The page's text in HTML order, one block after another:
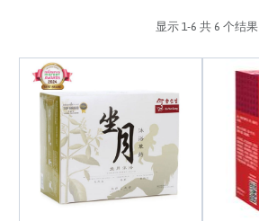
显示 1-6 共 6 个结果